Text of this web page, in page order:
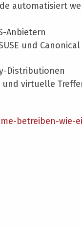
automatisiert
Anbietern
und Canonical
Distributionen
und virtuelle
betreiben-wie-